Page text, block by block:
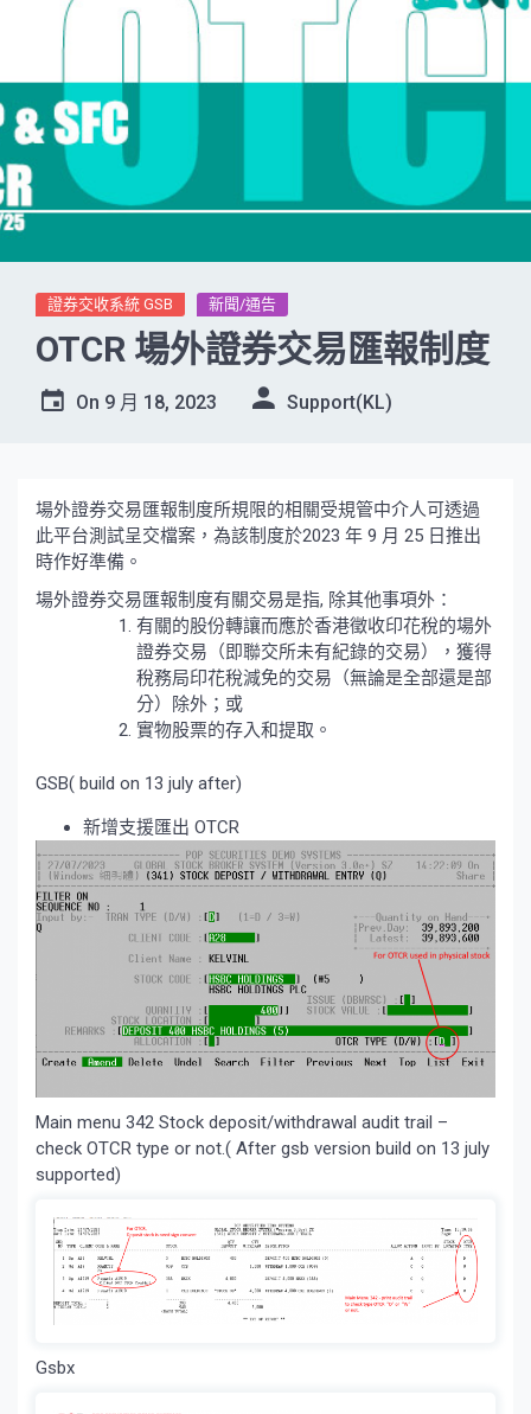
證券交收系統 GSB 新聞/通告
OTCR 場外證券交易匯報制度
On 9 月 18, 2023 Support(KL)
場外證券交易匯報制度所規限的相關受規管中介人可透過
此平台測試呈交檔案，為該制度於2023 年 9 月 25 日推出
時作好準備。
場外證券交易匯報制度有關交易是指, 除其他事項外：
有關的股份轉讓而應於香港徵收印花稅的場外
證券交易（即聯交所未有紀錄的交易），獲得
稅務局印花稅減免的交易（無論是全部還是部
分）除外；或
實物股票的存入和提取。
GSB( build on 13 july after)
新增支援匯出 OTCR
Main menu 342 Stock deposit/withdrawal audit trail –
check OTCR type or not.( After gsb version build on 13 july
supported)
Gsbx